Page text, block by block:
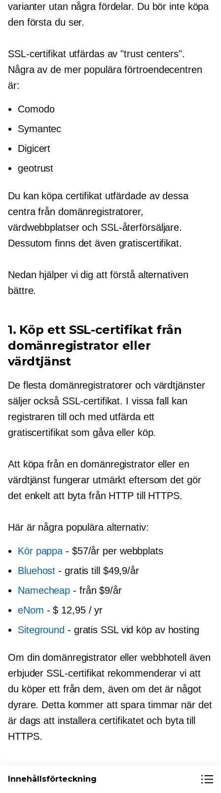
varianter utan några fördelar. Du bör inte köpa
den första du ser.
SSL-certifikat utfärdas av "trust centers".
Några av de mer populära förtroendecentren
är:
Comodo
Symantec
Digicert
geotrust
Du kan köpa certifikat utfärdade av dessa
centra från domänregistratorer,
värdwebbplatser och SSL-återförsäljare.
Dessutom finns det även gratiscertifikat.
Nedan hjälper vi dig att förstå alternativen
bättre.
1. Köp ett SSL-certifikat från
domänregistrator eller
värdtjänst
De flesta domänregistratorer och värdtjänster
säljer också SSL-certifikat. I vissa fall kan
registraren till och med utfärda ett
gratiscertifikat som gåva eller köp.
Att köpa från en domänregistrator eller en
värdtjänst fungerar utmärkt eftersom det gör
det enkelt att byta från HTTP till HTTPS.
Här är några populära alternativ:
Kör pappa - $57/år per webbplats
Bluehost - gratis till $49,9/år
Namecheap - från $9/år
eNom - $ 12,95 / yr
Siteground - gratis SSL vid köp av hosting
Om din domänregistrator eller webbhotell även
erbjuder SSL-certifikat rekommenderar vi att
du köper ett från dem, även om det är något
dyrare. Detta kommer att spara timmar när det
är dags att installera certifikatet och byta till
HTTPS.
2. Skaffa ett gratis SSL-certifikat
Innehållsförteckning